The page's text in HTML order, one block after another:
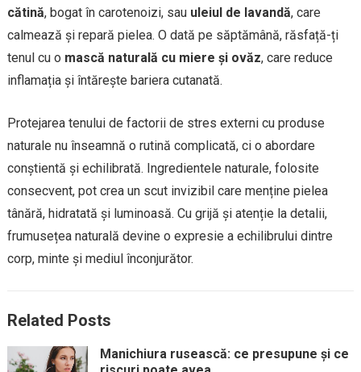
cătină, bogat în carotenoizi, sau uleiul de lavandă, care
calmează și repară pielea. O dată pe săptămână, răsfață-ți
tenul cu o mască naturală cu miere și ovăz, care reduce
inflamația și întărește bariera cutanată.
Protejarea tenului de factorii de stres externi cu produse
naturale nu înseamnă o rutină complicată, ci o abordare
conștientă și echilibrată. Ingredientele naturale, folosite
consecvent, pot crea un scut invizibil care menține pielea
tânără, hidratată și luminoasă. Cu grijă și atenție la detalii,
frumusețea naturală devine o expresie a echilibrului dintre
corp, minte și mediul înconjurător.
Related Posts
Manichiura rusească: ce presupune și ce